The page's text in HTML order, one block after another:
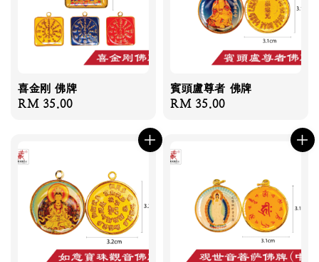
喜金刚 佛牌
Regular
RM 35.00
賓頭盧尊者 佛牌
Regular
RM 35.00